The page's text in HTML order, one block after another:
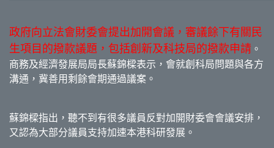
政府向立法會財委會提出加開會議，審議餘下有關民
生項目的撥款議題，包括創新及科技局的撥款申請 。
商務及經濟發展局局長蘇錦樑表示，會就創科局問題與各方
溝通，冀善用剩餘會期通過議案。
蘇錦樑指出，聽不到有很多議員反對加開財委會會議安排，
又認為大部分議員支持加速本港科研發展。